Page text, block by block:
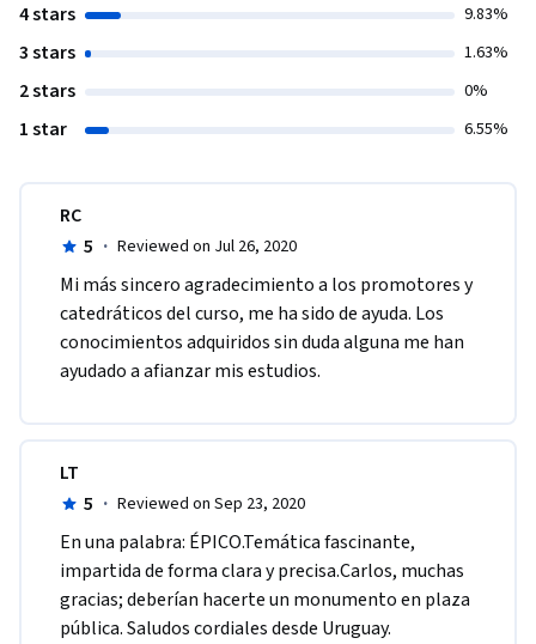
4 stars 9.83%
3 stars 1.63%
2 stars 0%
1 star 6.55%
RC
5 · Reviewed on Jul 26, 2020
Mi más sincero agradecimiento a los promotores y
catedráticos del curso, me ha sido de ayuda. Los
conocimientos adquiridos sin duda alguna me han
ayudado a afianzar mis estudios.
LT
5 · Reviewed on Sep 23, 2020
En una palabra: ÉPICO.Temática fascinante,
impartida de forma clara y precisa.Carlos, muchas
gracias; deberían hacerte un monumento en plaza
pública. Saludos cordiales desde Uruguay.